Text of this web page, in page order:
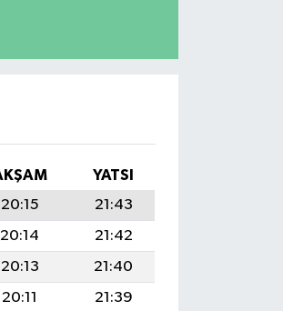
YATSI
20:15
21:43
20:14
21:42
20:13
21:40
20:11
21:39